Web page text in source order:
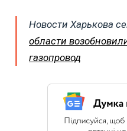
Новости Харькова
области
газопровод